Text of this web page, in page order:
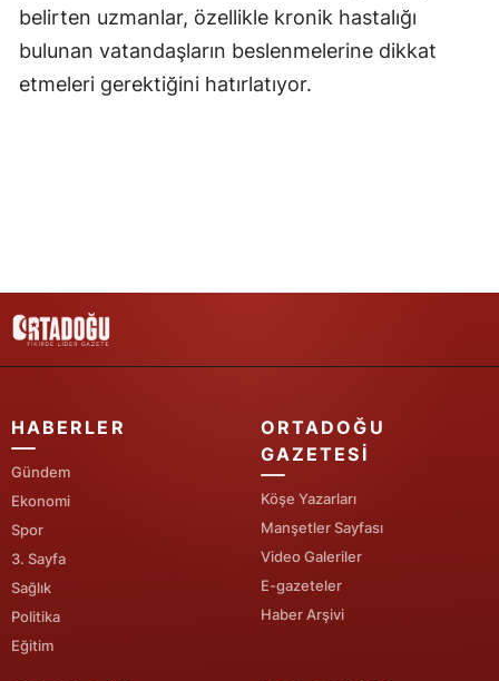
Ardahan
belirten uzmanlar, özellikle kronik hastalığı
bulunan vatandaşların beslenmelerine dikkat
etmeleri gerektiğini hatırlatıyor.
HABERLER
Gündem
Ekonomi
Spor
3. Sayfa
Sağlık
Politika
Eğitim
ORTADOĞU
GAZETESI
Köşe Yazarları
Manşetler Sayfası
Video Galeriler
E-gazeteler
Haber Arşivi